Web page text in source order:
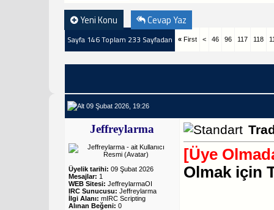
Yeni Konu Cevap Yaz
Sayfa 146 Toplam 233 Sayfadan « First < 46 96 117 118
09 Şubat 2026, 19:26
Jeffreylarma
Üyelik tarihi: 09 Şubat 2026
Mesajlar: 1
WEB Sitesi: JeffreylarmaOI
IRC Sunucusu: Jeffreylarma
İlgi Alanı: mIRC Scripting
Alınan Beğeni: 0
[Üye
Olmak için